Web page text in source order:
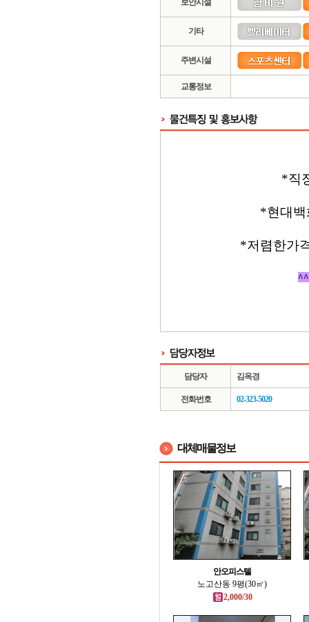
보안시설
기타
주변시설
교통정보
*직
*현대백
*저렴한가
담당자 김옥경
전화번호 02-323-5020
대체매물정보
안오피스텔
노고산동 9평(30㎡)
2,000/30